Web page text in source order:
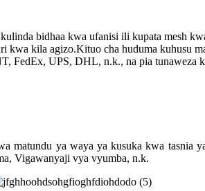
bidhaa kwa ufanisi ili kupata mesh
kila agizo.Kituo cha huduma kuhusu
FedEx, UPS, DHL, n.k., na pia tunaweza
matundu ya waya ya kusuka kwa tasnia
Vigawanyaji vya vyumba, n.k.